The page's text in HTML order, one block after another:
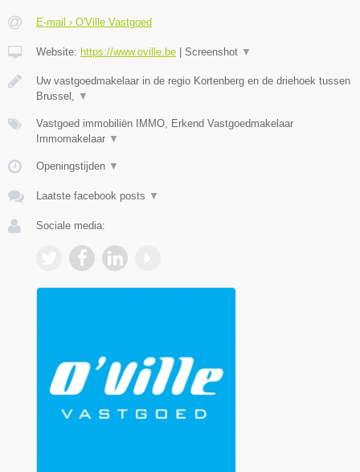
E-mail › O'Ville Vastgoed
Website: https://www.oville.be Screenshot ▼
Uw vastgoedmakelaar in de regio Kortenberg en de driehoek tussen
Brussel, ▼
Vastgoed immobiliën IMMO, Erkend Vastgoedmakelaar
Immomakelaar ▼
Openingstijden ▼
Laatste facebook posts ▼
Sociale media: